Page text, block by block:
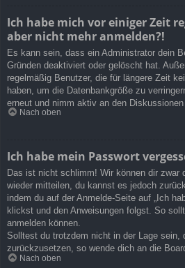
Ich habe mich vor einiger Zeit
aber nicht mehr anmelden?!
Es kann sein, dass ein Administrator dein
Gründen deaktiviert oder gelöscht hat.
regelmäßig Benutzer, die für längere Zeit
haben, um die Datenbankgröße zu
erneut und nimm aktiv an den
Nach oben
Ich habe mein Passwort
Das ist nicht schlimm! Wir können dir zwar
wieder mitteilen, du kannst es jedoch
indem du auf der Anmelde-Seite auf „Ich
klickst und den Anweisungen folgst. So
anmelden können.
Solltest du trotzdem nicht in der Lage sein,
zurückzusetzen, so wende dich an die
Nach oben